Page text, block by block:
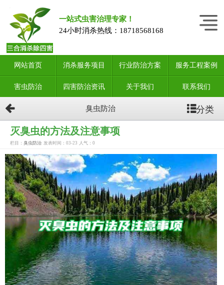
一站式虫害治理专家！
24小时消杀热线： 18718568168
网站首页 消杀服务项目 行业防治方案 服务工程案例
害虫防治 四害防治资讯 关于我们 联系我们
臭虫防治 分类
灭臭虫的方法及注意事项
栏目： 臭虫防治 发表时间：03-23 人气： 0